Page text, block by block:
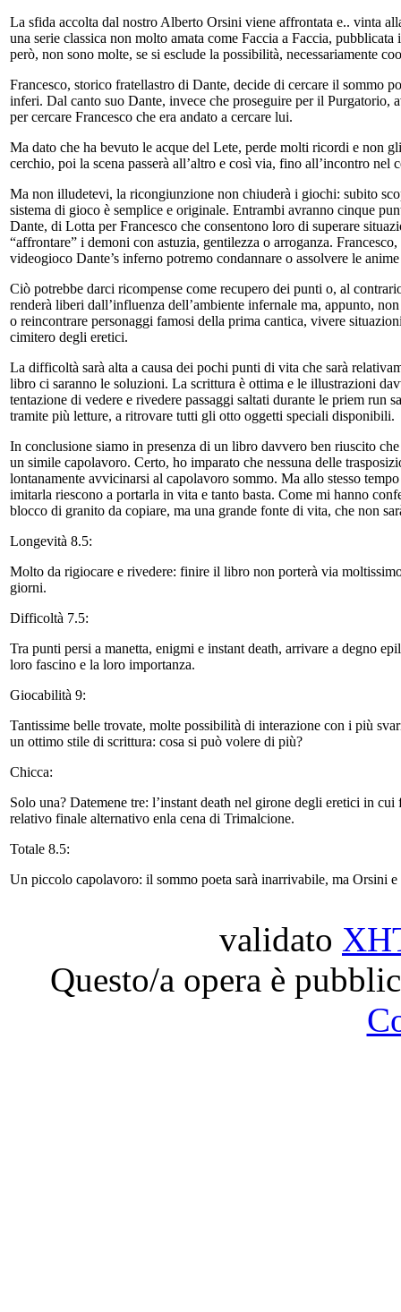
La sfida accolta dal nostro Alberto Orsini viene affrontata e.. vinta
una serie classica non molto amata come Faccia a Faccia,
però, non sono molte, se si esclude la possibilità, necessariamente
Francesco, storico fratellastro di Dante, decide di cercare il sommo
inferi. Dal canto suo Dante, invece che proseguire per il Purgatorio,
per cercare Francesco che era andato a cercare lui.
Ma dato che ha bevuto le acque del Lete, perde molti ricordi e non
cerchio, poi la scena passerà all’altro e così via, fino all’incontro nel
Ma non illudetevi, la ricongiunzione non chiuderà i giochi: subito
sistema di gioco è semplice e originale. Entrambi avranno cinque
Dante, di Lotta per Francesco che consentono loro di superare
“affrontare” i demoni con astuzia, gentilezza o arroganza.
videogioco Dante’s inferno potremo condannare o assolvere le
Ciò potrebbe darci ricompense come recupero dei punti o, al
renderà liberi dall’influenza dell’ambiente infernale ma, appunto,
o reincontrare personaggi famosi della prima cantica, vivere
cimitero degli eretici.
La difficoltà sarà alta a causa dei pochi punti di vita che sarà
libro ci saranno le soluzioni. La scrittura è ottima e le illustrazioni
tentazione di vedere e rivedere passaggi saltati durante le priem run
tramite più letture, a ritrovare tutti gli otto oggetti speciali disponibili.
In conclusione siamo in presenza di un libro davvero ben riuscito
un simile capolavoro. Certo, ho imparato che nessuna delle
lontanamente avvicinarsi al capolavoro sommo. Ma allo stesso
imitarla riescono a portarla in vita e tanto basta. Come mi hanno
blocco di granito da copiare, ma una grande fonte di vita, che non
Longevità 8.5:
Molto da rigiocare e rivedere: finire il libro non porterà via
giorni.
Difficoltà 7.5:
Tra punti persi a manetta, enigmi e instant death, arrivare a degno
loro fascino e la loro importanza.
Giocabilità 9:
Tantissime belle trovate, molte possibilità di interazione con i più
un ottimo stile di scrittura: cosa si può volere di più?
Chicca:
Solo una? Datemene tre: l’instant death nel girone degli eretici in
relativo finale alternativo enla cena di Trimalcione.
Totale 8.5:
Un piccolo capolavoro: il sommo poeta sarà inarrivabile, ma Orsini
validato
Questo/a opera è